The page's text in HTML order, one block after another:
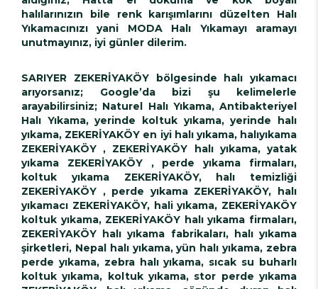
halılarınızın bile renk karışımlarını düzelten Halı
Yıkamacınızı yani MODA Halı Yıkamayı aramayı
unutmayınız, iyi günler dilerim.
SARIYER ZEKERİYAKÖY bölgesinde halı yıkamacı
arıyorsanız; Google’da bizi şu kelimelerle
arayabilirsiniz; Naturel Halı Yıkama, Antibakteriyel
Halı Yıkama, yerinde koltuk yıkama, yerinde halı
yıkama, ZEKERİYAKÖY en iyi halı yıkama, halıyıkama
ZEKERİYAKÖY , ZEKERİYAKÖY halı yıkama, yatak
yıkama ZEKERİYAKÖY , perde yıkama firmaları,
koltuk yıkama ZEKERİYAKÖY, halı temizliği
ZEKERİYAKÖY , perde yıkama ZEKERİYAKÖY, halı
yıkamacı ZEKERİYAKÖY, hali yıkama, ZEKERİYAKÖY
koltuk yıkama, ZEKERİYAKÖY halı yıkama firmaları,
ZEKERİYAKÖY halı yıkama fabrikaları, halı yıkama
şirketleri, Nepal halı yıkama, yün halı yıkama, zebra
perde yıkama, zebra halı yıkama, sıcak su buharlı
koltuk yıkama, koltuk yıkama, stor perde yıkama